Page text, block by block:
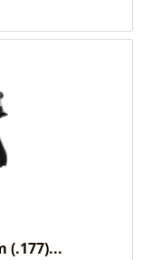
(.177)...